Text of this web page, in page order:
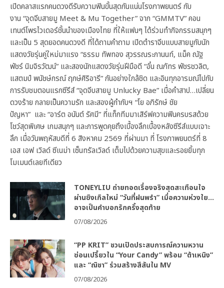
เปิดคลาสแรกคนดวงดีรับความฟินขั้นสุดกันแน่นโรงภาพยนตร์ กับ
งาน “จุดจีบสายมู Meet & Mu Together” จาก “GMMTV” คอน
เทนต์โพรไวเดอร์ชั้นนำของเมืองไทย ที่ให้แฟนๆ ได้ร่วมทำกิจกรรมสนุกๆ
และเป็น 5 สุดยอดคนดวงดี ที่ได้ถามคำถาม เปิดตำราจีบแบบสายมูกับนัก
แสดงวัยรุ่นคู่ใหม่มาแรง “ธรรม ทัพทอง สุวรรณระกานนท์, แม็ค ณัฐ
พัชร์ นิมจิรวัฒน์” และสองนักแสดงวัยรุ่นฝีมือดี “อั๋น ณภัทร พัชรชวลิต,
แสตมป์ พนัชษ์กรณ์ ฤกษ์ศิริอารี” กันอย่างใกล้ชิด และอินทุกอารมณ์ไปกับ
การรับชมตอนแรกซีรีส์ “จุดจีบสายมู Unlucky Bae” เมื่อคำสาป…เปลี่ยน
ดวงร้าย กลายเป็นความรัก และสองผู้กำกับฯ “โย อภิรักษ์ ชัย
ปัญหา” และ “อาร์ต อนันต์ รัศมี” ที่แท็กทีมมาเสิร์ฟความฟินครบรสด้วย
โชว์สุดพิเศษ เกมสนุกๆ และการพูดคุยถึงเบื้องลึกเบื้องหลังซีรีส์แบบเจาะ
ลึก เมื่อวันพฤหัสบดีที่ 6 สิงหาคม 2569 ที่ผ่านมา ที่ โรงภาพยนตร์ที่ 8
เอส เอฟ เวิลด์ ซีเนม่า เซ็นทรัลเวิลด์ เต็มไปด้วยความสุขและรอยยิ้มทุก
โมเมนต์เลยทีเดียว
TONEYLIU ถ่ายทอดเรื่องจริงสุดสะเทือนใจ
ผ่านซิงเกิลใหม่ “วันที่ฝนพรำ” เมื่อความห่วงใย…
อาจเป็นคำบอกรักครั้งสุดท้าย
07/08/2026
“PP KRIT” ชวนเปิดประสบการณ์ความหวาน
ซ่อนเปรี้ยวใน “Your Candy” พร้อม “ต้าเหนิง”
และ “ณิชา” ร่วมสร้างสีสันใน MV
07/08/2026